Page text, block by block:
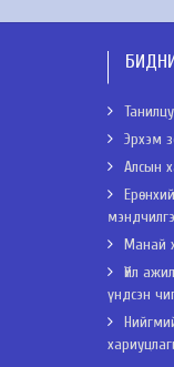
Эрхэм
Алсын
Манай
Үйл
үндсэн